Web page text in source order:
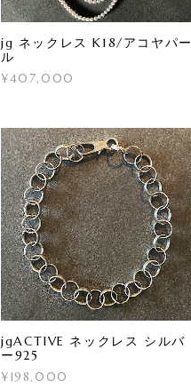
jg ネックレス K18/アコヤパー
ル
¥407,000
jgACTIVE ネックレス シルバ
ー925
¥198,000